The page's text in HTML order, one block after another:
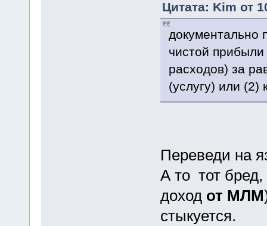
Цитата: Kim от
документально
чистой
расходов) за
(услугу) или (2)
Переведи на
А то тот бред,
доход от МЛМ
стыкуется.